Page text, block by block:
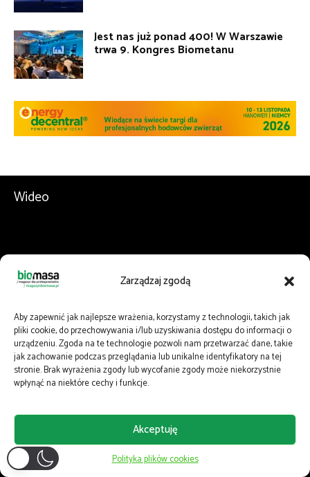
Zarządzaj zgodą
Aby zapewnić jak najlepsze wrażenia, korzystamy z technologii, takich jak
pliki cookie, do przechowywania i/lub uzyskiwania dostępu do informacji o
urządzeniu. Zgoda na te technologie pozwoli nam przetwarzać dane, takie
jak zachowanie podczas przeglądania lub unikalne identyfikatory na tej
stronie. Brak wyrażenia zgody lub wycofanie zgody może niekorzystnie
wpłynąć na niektóre cechy i funkcje.
Akceptuję
Polityka plików cookies
Jest nas już ponad 400! W Warszawie
trwa 9. Kongres Biometanu
Wideo